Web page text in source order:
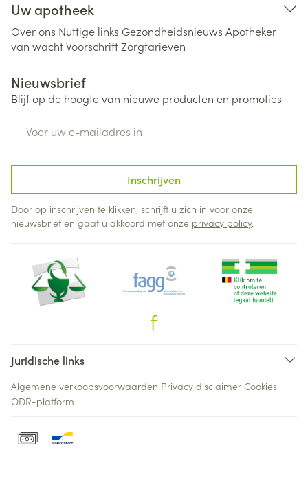
Uw apotheek
Over ons Nuttige links Gezondheidsnieuws Apotheker
van wachtVoorschriftZorgtarieven
Nieuwsbrief
Blijf op de hoogte van nieuwe producten en promoties
Inschrijven
Door op inschrijven te klikken, schrijft u zich in voor onze
nieuwsbrief en gaat u akkoord met onze privacy policy.
Juridische links
Algemene verkoopsvoorwaarden Privacy disclaimer Cookies
ODR-platform